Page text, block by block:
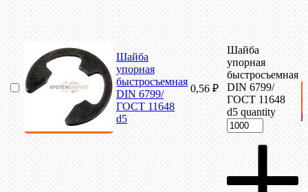
Шайба
упорная
быстросъемная
DIN 6799/
ГОСТ 11648
d5
0,56 ₽
Шайба
упорная
быстросъемная
DIN 6799/
ГОСТ 11648
d5 quantity
В